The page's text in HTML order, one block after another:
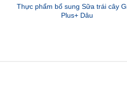
Thực phẩm bổ sung Sữa trái cây
Plus+ Dâu